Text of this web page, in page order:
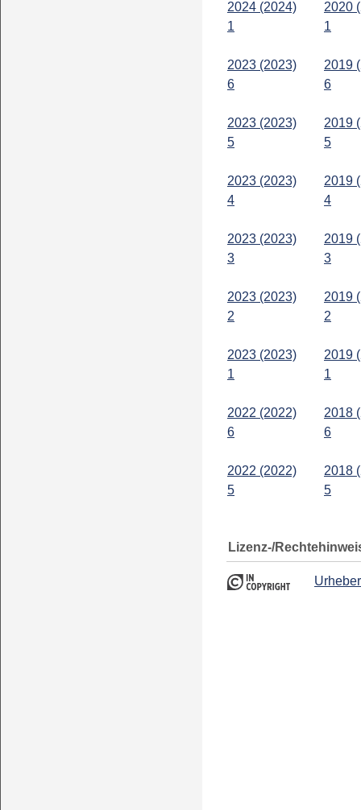
2024 (2024)
1
2023 (2023)
6
2023 (2023)
5
2023 (2023)
4
2023 (2023)
3
2023 (2023)
2
2023 (2023)
1
2022 (2022)
6
2022 (2022)
5
2020
1
2019
6
2019
5
2019
4
2019
3
2019
2
2019
1
2018
6
2018
5
Lizenz-/